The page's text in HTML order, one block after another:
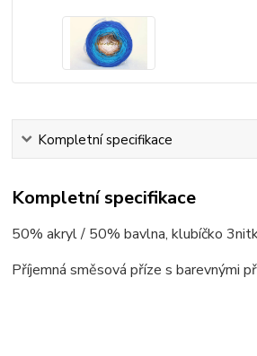
Kompletní specifikace
Kompletní specifikace
50% akryl / 50% bavlna, klubíčko
Příjemná směsová příze s barevnými